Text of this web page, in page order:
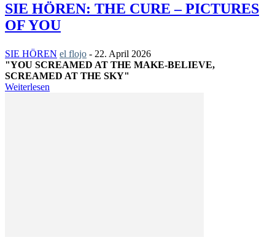
SIE HÖREN: THE CURE – PICTURES
OF YOU
SIE HÖREN el flojo - 22. April 2026
"YOU SCREAMED AT THE MAKE-BELIEVE,
SCREAMED AT THE SKY"
Weiterlesen